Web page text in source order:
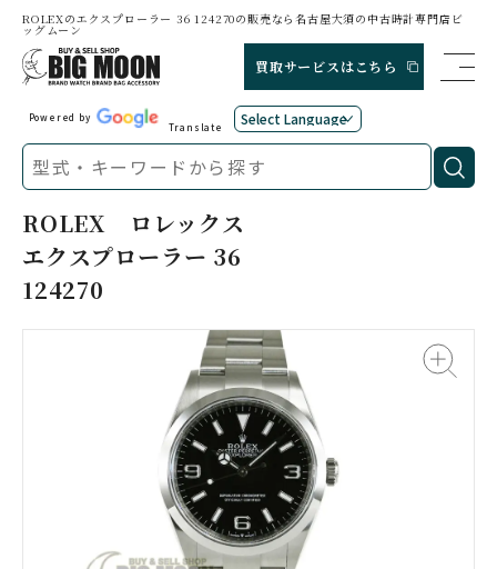
ROLEXのエクスプローラー 36 124270の販売なら名古屋大須の中古時計専門店ビ
ッグムーン
買取サービスはこちら
Powered by
Translate
ROLEX
ロレックス
エクスプローラー 36
124270